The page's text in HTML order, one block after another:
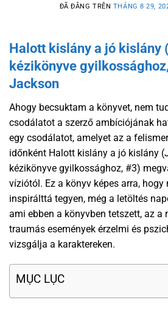
ĐÃ ĐĂNG TRÊN THÁNG 8 29,
Halott kislány a jó kislány
kézikönyve
Jackson
Ahogy becsuktam a könyvet, nem
csodálatot a szerző ambíciójának
egy csodálatot, amelyet az a
időnként Halott kislány a jó kislány
kézikönyve gyilkossághoz, #3)
víziótól. Ez a könyv képes arra,
inspirálttá tegyen, még a letöltés
ami ebben a könyvben tetszett, az a
traumás események érzelmi és
vizsgálja a karaktereken.
MỤC LỤC